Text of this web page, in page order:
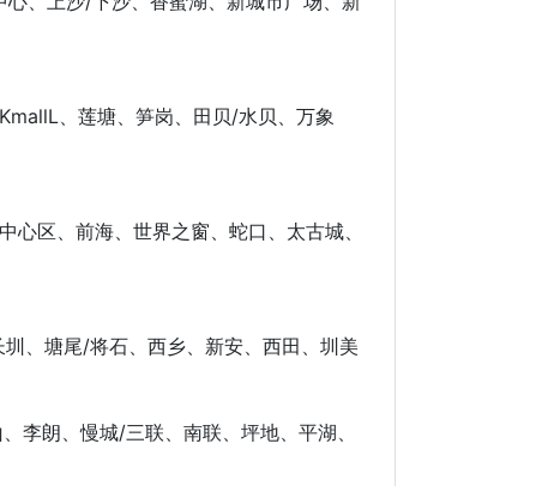
、莲塘、笋岗、田贝/水贝、万象
区、前海、世界之窗、蛇口、太古城、
、塘尾/将石、西乡、新安、西田、圳美
李朗、慢城/三联、南联、坪地、平湖、